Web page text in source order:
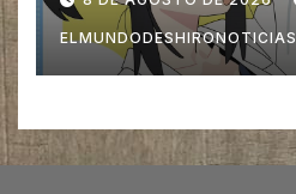
ELMUNDODESHIRONOTICIAS